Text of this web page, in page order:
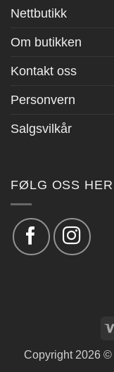
Nettbutikk
Om butikken
Kontakt oss
Personvern
Salgsvilkår
FØLG OSS HER
Copyright 2026